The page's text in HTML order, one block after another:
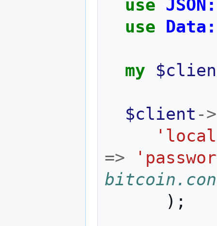
use
use
my
$client ->
=>
);